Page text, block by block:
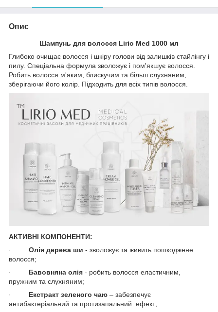
Опис
Шампунь для волосся Lirio Med 1000 мл
Глибоко очищає волосся і шкіру голови від залишків стайлінгу і
пилу. Спеціальна формула зволожує і пом'якшує волосся.
Робить волосся м'яким, блискучим та більш слухняним,
зберігаючи його колір. Підходить для всіх типів волосся.
АКТИВНІ КОМПОНЕНТИ:
· Олія дерева ши - зволожує та живить пошкоджене
волосся;
· Бавовняна олія - робить волосся еластичним,
пружним та слухняним;
· Екстракт зеленого чаю – забезпечує
антибактеріальний та протизапальний ефект;